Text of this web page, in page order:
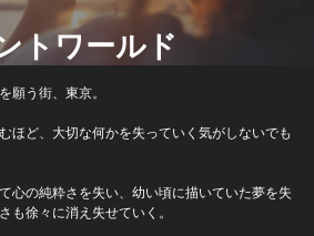
トワールド
願う街、東京。
ほど、大切な何かを失っていく気がしないでも
心の純粋さを失い、幼い頃に描いていた夢を失
も徐々に消え失せていく。